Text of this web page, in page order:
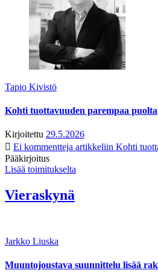
Tapio Kivistö
Kohti tuottavuuden parempaa puolta
Kirjoitettu 29.5.2026
Ei kommentteja artikkeliin Kohti
Pääkirjoitus
Lisää toimitukselta
Vieraskynä
Jarkko Liuska
Muuntojoustava suunnittelu lisää